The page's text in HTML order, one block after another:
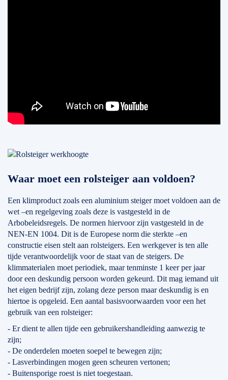
Waar moet een rolsteiger aan voldoen?
Een klimproduct zoals een aluminium steiger moet voldoen aan de
wet –en regelgeving zoals deze is vastgesteld in de
Arbobeleidsregels. De normen hiervoor zijn vastgesteld in de
NEN-EN 1004. Dit is de Europese norm die sterkte –en
constructie eisen stelt aan rolsteigers. Een werkgever is ten alle
tijde verantwoordelijk voor de staat van de steigers. De
klimmaterialen moet periodiek, maar tenminste 1 keer per jaar
door een deskundig persoon worden gekeurd. Dit mag iemand uit
het eigen bedrijf zijn, zolang deze person maar deskundig is en
hiertoe is opgeleid. Een aantal basisvoorwaarden voor een het
gebruik van een rolsteiger:
- Er dient te allen tijde een gebruikershandleiding aanwezig te
zijn;
- De onderdelen moeten soepel te bewegen zijn;
- Lasverbindingen mogen geen scheuren vertonen;
- Buitensporige roest is niet toegestaan.